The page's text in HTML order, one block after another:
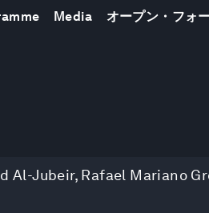
Media オープン・フォ
Al-Jubeir, Rafael Mariano